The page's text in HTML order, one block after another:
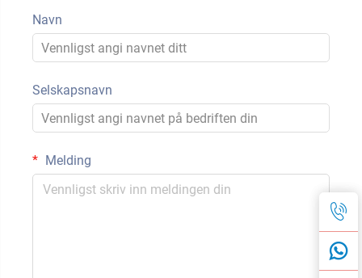
Navn
Selskapsnavn
Melding